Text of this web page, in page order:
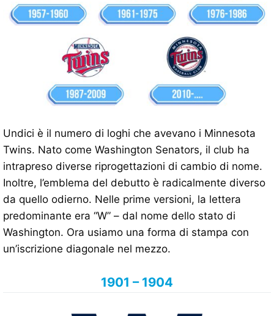
Undici è il numero di loghi che avevano i Minnesota
Twins. Nato come Washington Senators, il club ha
intrapreso diverse riprogettazioni di cambio di nome.
Inoltre, l’emblema del debutto è radicalmente diverso
da quello odierno. Nelle prime versioni, la lettera
predominante era “W” – dal nome dello stato di
Washington. Ora usiamo una forma di stampa con
un’iscrizione diagonale nel mezzo.
1901 – 1904